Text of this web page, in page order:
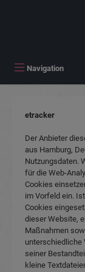
Navigation
etracker
Der Anbieter
aus Hamburg,
Nutzungsdaten.
für die Web-
Cookies
im Vorfeld ein.
Cookies
dieser Website,
Maßnahmen
unterschiedliche
seiner
kleine